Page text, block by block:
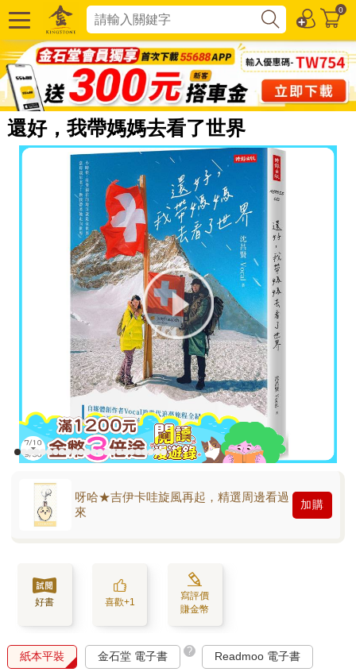
0
還好，我帶媽媽去看了世界
呀哈★吉伊卡哇旋風再起，精選周邊看過
來
加購
好書 喜歡+1
寫評價
賺金幣
紙本平裝 金石堂 電子書 ? Readmoo 電子書